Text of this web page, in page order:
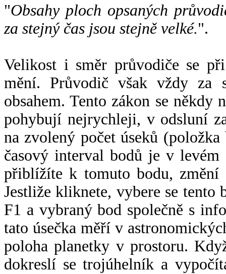
"Obsahy ploch opsaných
za stejný čas jsou stejně velké.".
Velikost i směr průvodiče se
mění. Průvodič však vždy za
obsahem. Tento zákon se někdy
pohybují nejrychleji, v odsluní
na zvolený počet úseků
časový interval bodů je v
přiblížíte k tomuto bodu,
Jestliže kliknete, vybere se tento
F1 a vybraný bod společně s
tato úsečka měří v
poloha planetky v prostoru.
dokreslí se trojúhelník a